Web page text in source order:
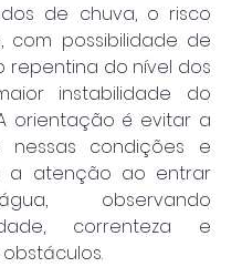
de chuva, o risco
com possibilidade de
repentina do nível dos
instabilidade do
orientação é evitar a
nessas condições e
a atenção ao entrar
observando
correnteza e